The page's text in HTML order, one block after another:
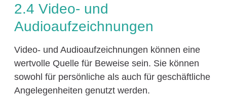
2.4 Video- und
Audioaufzeichnungen
Video- und Audioaufzeichnungen können eine
wertvolle Quelle für Beweise sein. Sie können
sowohl für persönliche als auch für geschäftliche
Angelegenheiten genutzt werden.